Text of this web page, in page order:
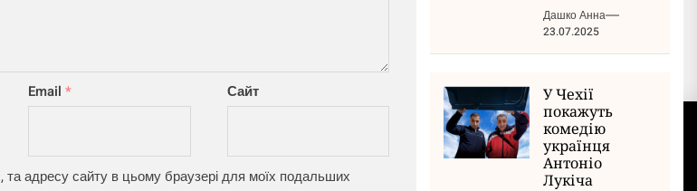
Email * Сайт
та адресу сайту в цьому браузері для моїх подальших
Дашко Анна
23.07.2025
У Чехії
покажуть
комедію
українця
Антоніо
Лукіча